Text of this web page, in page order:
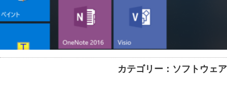
カテゴリー：ソフトウェア